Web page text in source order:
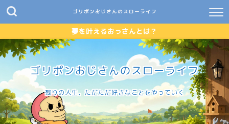
ゴリポンおじさんのスローライフ
夢を叶えるおっさんとは？
ゴリポンおじさんのスローライフ
残りの人生、ただただ好きなことをやっていく